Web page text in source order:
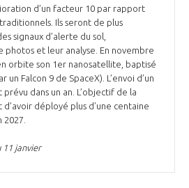
ET COHÉRENT
?
AÉRONAUTIQUE ET SPATIALE
AÉRONAUTIQUE ET SPATIALE
SUR LES RELATIONS ENTRE
ET FOURNISSEURS
d’un facteur 10 par rapport
Ils seront de plus
signaux d’alerte du sol,
photos et leur analyse. En novembre
orbite son 1er nanosatellite, baptisé
Falcon 9 de SpaceX). L’envoi d’un
dans un an. L’objectif de la
déployé plus d’une centaine
11 janvier
d'adhérer au GIFAS.
données sectorielles,
programmes ...
D’ADHÉSION